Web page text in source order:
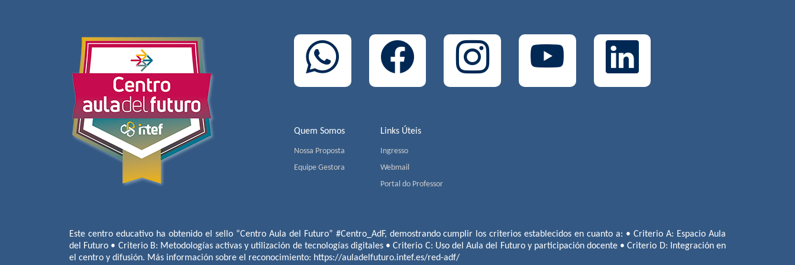
Quem Somos
Nossa Proposta
Equipe Gestora
Links Úteis
Ingresso
Webmail
Portal do Professor
Este centro educativo ha obtenido el sello “Centro Aula del Futuro” #Centro_AdF, demostrando cumplir los criterios establecidos en cuanto a: • Criterio A: Espacio Aula
del Futuro • Criterio B: Metodologías activas y utilización de tecnologías digitales • Criterio C: Uso del Aula del Futuro y participación docente • Criterio D: Integración en
el centro y difusión. Más información sobre el reconocimiento: https://auladelfuturo.intef.es/red-adf/